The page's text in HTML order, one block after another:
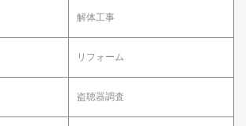
解体工事
リフォーム
盗聴器調査